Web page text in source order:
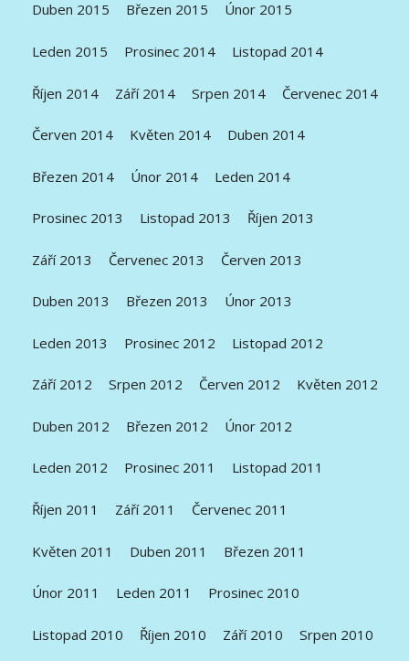
Duben 2015 Březen 2015 Únor 2015
Leden 2015 Prosinec 2014 Listopad 2014
Říjen 2014 Září 2014 Srpen 2014 Červenec 2014
Červen 2014 Květen 2014 Duben 2014
Březen 2014 Únor 2014 Leden 2014
Prosinec 2013 Listopad 2013 Říjen 2013
Září 2013 Červenec 2013 Červen 2013
Duben 2013 Březen 2013 Únor 2013
Leden 2013 Prosinec 2012 Listopad 2012
Září 2012 Srpen 2012 Červen 2012 Květen 2012
Duben 2012 Březen 2012 Únor 2012
Leden 2012 Prosinec 2011 Listopad 2011
Říjen 2011 Září 2011 Červenec 2011
Květen 2011 Duben 2011 Březen 2011
Únor 2011 Leden 2011 Prosinec 2010
Listopad 2010 Říjen 2010 Září 2010 Srpen 2010